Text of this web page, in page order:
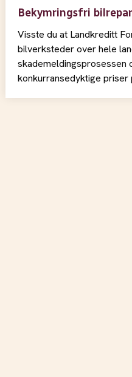
Bekymringsfri
Visste du at Landkreditt
bilverksteder over hele
skademeldingsprosessen
konkurransedyktige priser